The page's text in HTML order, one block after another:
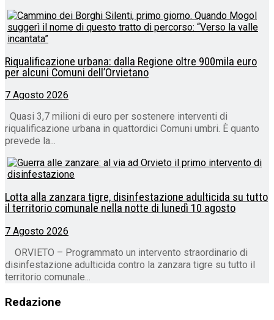
Riqualificazione urbana: dalla Regione oltre 900mila euro
per alcuni Comuni dell’Orvietano
7 Agosto 2026
Quasi 3,7 milioni di euro per sostenere interventi di
riqualificazione urbana in quattordici Comuni umbri. È quanto
prevede la...
Lotta alla zanzara tigre, disinfestazione adulticida su tutto
il territorio comunale nella notte di lunedì 10 agosto
7 Agosto 2026
ORVIETO – Programmato un intervento straordinario di
disinfestazione adulticida contro la zanzara tigre su tutto il
territorio comunale...
Redazione